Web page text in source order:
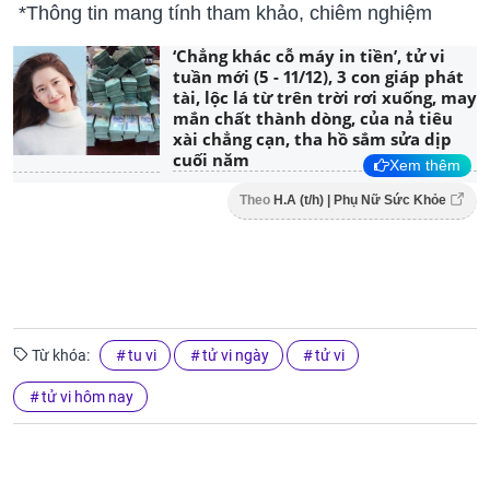
*Thông tin mang tính tham khảo, chiêm nghiệm
‘Chẳng khác cỗ máy in tiền’, tử vi
tuần mới (5 - 11/12), 3 con giáp phát
tài, lộc lá từ trên trời rơi xuống, may
mắn chất thành dòng, của nả tiêu
xài chẳng cạn, tha hồ sắm sửa dịp
cuối năm
Xem thêm
Theo H.A (t/h) | Phụ Nữ Sức Khỏe
Từ khóa: tu vi tử vi ngày tử vi
tử vi hôm nay